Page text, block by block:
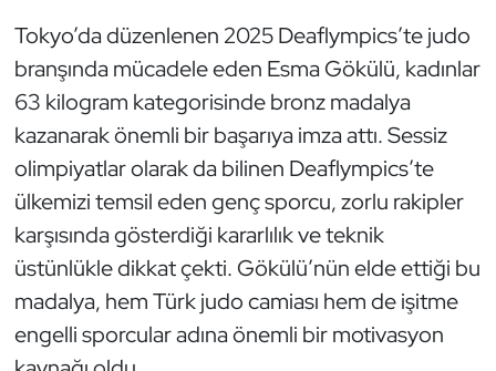
Tokyo’da düzenlenen 2025 Deaflympics’te judo
branşında mücadele eden Esma Gökülü, kadınlar
63 kilogram kategorisinde bronz madalya
kazanarak önemli bir başarıya imza attı. Sessiz
olimpiyatlar olarak da bilinen Deaflympics’te
ülkemizi temsil eden genç sporcu, zorlu rakipler
karşısında gösterdiği kararlılık ve teknik
üstünlükle dikkat çekti. Gökülü’nün elde ettiği bu
madalya, hem Türk judo camiası hem de işitme
engelli sporcular adına önemli bir motivasyon
E-Spor
Eskrim
Futbol
Futsal
Genel
Golf